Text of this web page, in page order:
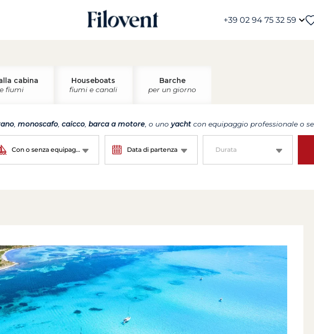
+39 02 94 75 32 59
cabina
fiumi
Houseboats
fiumi e canali
Barche
per un giorno
monoscafo caicco barca a motore , o uno yacht con equipaggio professionale o
Con o senza equipaggio? Data di partenza Durata